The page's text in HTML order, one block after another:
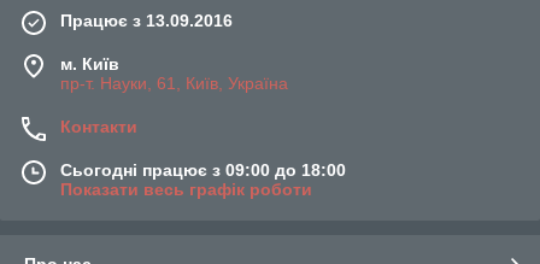
Працює з 13.09.2016
м. Київ
пр-т. Науки, 61, Київ, Україна
Контакти
Сьогодні працює з 09:00 до 18:00
Показати весь графік роботи